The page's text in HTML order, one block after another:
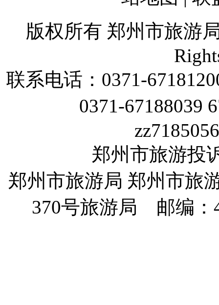
版权所有 郑州市旅游
联系电话： 0371-
0371-67188039
郑州市旅游投
郑州市旅游局 郑州市
370号旅游局 邮编：